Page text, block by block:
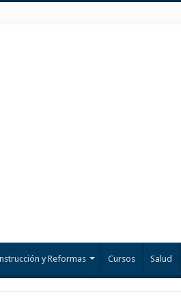
y Reformas Cursos Salud